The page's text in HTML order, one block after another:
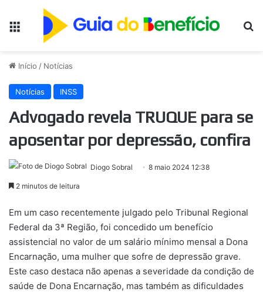
Início / Notícias
Notícias INSS
Advogado revela TRUQUE para se
aposentar por depressão, confira
Diogo Sobral 8 maio 2024 12:38
2 minutos de leitura
Em um caso recentemente julgado pelo Tribunal Regional
Federal da 3ª Região, foi concedido um benefício
assistencial no valor de um salário mínimo mensal a Dona
Encarnação, uma mulher que sofre de depressão grave.
Este caso destaca não apenas a severidade da condição de
saúde de Dona Encarnação, mas também as dificuldades